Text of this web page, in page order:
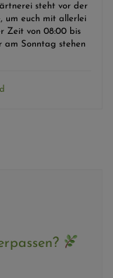
steht vor der
um euch mit allerlei
Zeit von 08:00 bis
am Sonntag stehen